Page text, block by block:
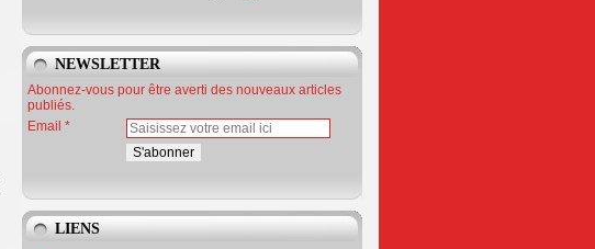
NEWSLETTER
Abonnez-vous pour être averti des nouveaux articles
publiés.
Email
LIENS